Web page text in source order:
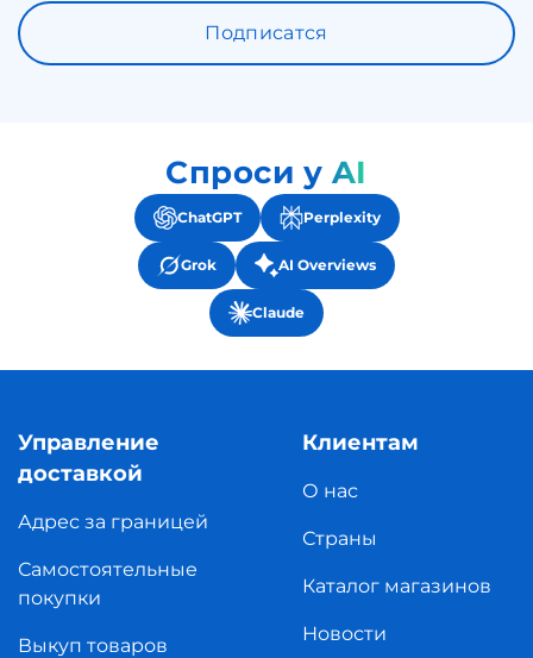
Подписатся
Спроси у AI
ChatGPT Perplexity
Grok AI Overviews
Claude
Управление
доставкой
Адрес за границей
Самостоятельные
покупки
Выкуп товаров
Клиентам
О нас
Страны
Каталог магазинов
Новости